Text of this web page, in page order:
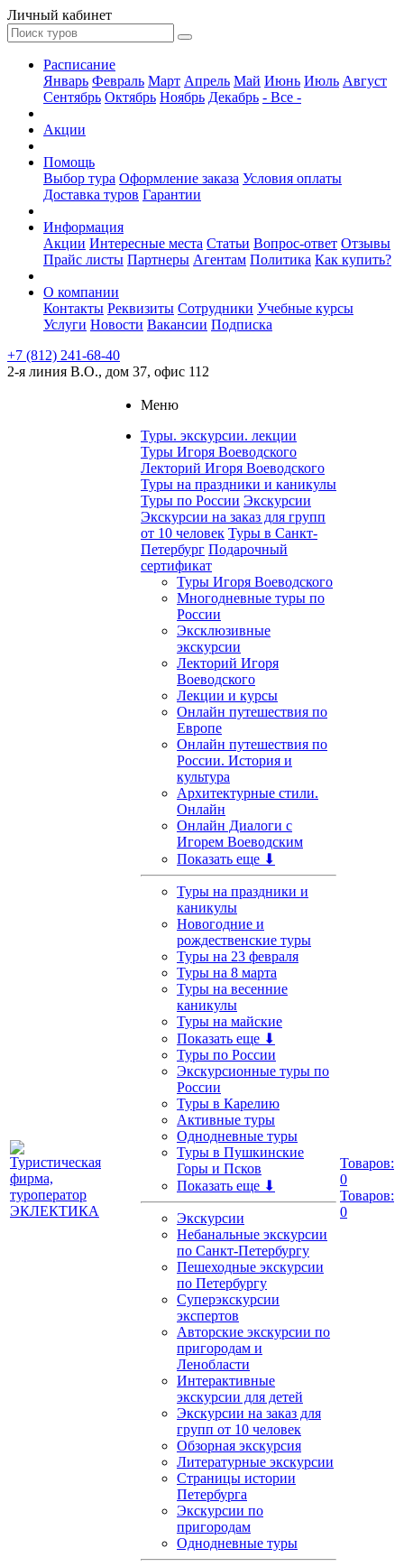
Личный кабинет
Расписание
Январь Февраль Март Апрель Май Июнь Июль Август
Сентябрь Октябрь Ноябрь Декабрь - Все -
Акции
Помощь
Выбор тура Оформление заказа Условия оплаты
Доставка туров Гарантии
Информация
Акции Интересные места Статьи Вопрос-ответ Отзывы
Прайс листы Партнеры Агентам Политика Как купить?
О компании
Контакты Реквизиты Сотрудники Учебные курсы
Услуги Новости Вакансии Подписка
+7 (812) 241-68-40
2-я линия В.О., дом 37, офис 112
Меню
Туры. экскурсии. лекции
Туры Игоря Воеводского
Лекторий Игоря Воеводского
Туры на праздники и каникулы
Туры по России Экскурсии
Экскурсии на заказ для групп
от 10 человек Туры в Санкт-
Петербург Подарочный
сертификат
Туры Игоря Воеводского
Многодневные туры по
России
Эксклюзивные
экскурсии
Лекторий Игоря
Воеводского
Лекции и курсы
Онлайн путешествия по
Европе
Онлайн путешествия по
России. История и
культура
Архитектурные стили.
Онлайн
Онлайн Диалоги с
Игорем Воеводским
Показать еще ⬇
Туры на праздники и
каникулы
Новогодние и
рождественские туры
Туры на 23 февраля
Туры на 8 марта
Туры на весенние
каникулы
Туры на майские
Показать еще ⬇
Туры по России
Экскурсионные туры по
России
Туры в Карелию
Активные туры
Однодневные туры
Туры в Пушкинские
Горы и Псков
Показать еще ⬇
Экскурсии
Небанальные экскурсии
по Санкт-Петербургу
Пешеходные экскурсии
по Петербургу
Суперэкскурсии
экспертов
Авторские экскурсии по
пригородам и
Ленобласти
Интерактивные
экскурсии для детей
Экскурсии на заказ для
групп от 10 человек
Обзорная экскурсия
Литературные экскурсии
Страницы истории
Петербурга
Экскурсии по
пригородам
Однодневные туры
Товаров:
0
Товаров:
0